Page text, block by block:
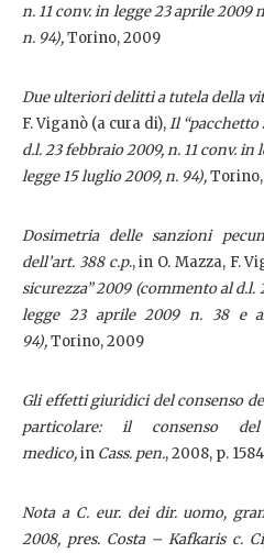
n. 11 conv. in legge 23 aprile 2009
n. 94),Torino, 2009
Due ulteriori delitti a tutela della
F. Viganò (a cura di),Il “pacchetto
d.l. 23 febbraio 2009, n. 11 conv. in
legge 15 luglio 2009, n. 94),
Dosimetria delle sanzioni
dell’art. 388 c.p., in O. Mazza, F.
sicurezza” 2009 (commento al d.l.
legge 23 aprile 2009 n. 38 e
94),Torino, 2009
Gli effetti giuridici del consenso
particolare: il consenso
medico,in Cass. pen., 2008, p. 1584
Nota a C. eur. dei dir. uomo,
2008, pres. Costa – Kafkaris c.